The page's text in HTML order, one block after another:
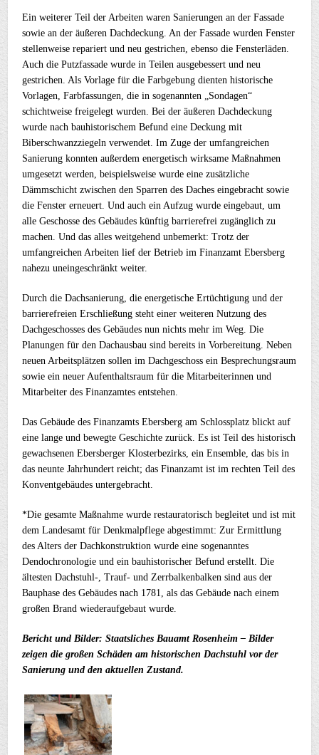
Ein weiterer Teil der Arbeiten waren Sanierungen an der Fassade
sowie an der äußeren Dachdeckung. An der Fassade wurden Fenster
stellenweise repariert und neu gestrichen, ebenso die Fensterläden.
Auch die Putzfassade wurde in Teilen ausgebessert und neu
gestrichen. Als Vorlage für die Farbgebung dienten historische
Vorlagen, Farbfassungen, die in sogenannten „Sondagen“
schichtweise freigelegt wurden. Bei der äußeren Dachdeckung
wurde nach bauhistorischem Befund eine Deckung mit
Biberschwanzziegeln verwendet. Im Zuge der umfangreichen
Sanierung konnten außerdem energetisch wirksame Maßnahmen
umgesetzt werden, beispielsweise wurde eine zusätzliche
Dämmschicht zwischen den Sparren des Daches eingebracht sowie
die Fenster erneuert. Und auch ein Aufzug wurde eingebaut, um
alle Geschosse des Gebäudes künftig barrierefrei zugänglich zu
machen. Und das alles weitgehend unbemerkt: Trotz der
umfangreichen Arbeiten lief der Betrieb im Finanzamt Ebersberg
nahezu uneingeschränkt weiter.
Durch die Dachsanierung, die energetische Ertüchtigung und der
barrierefreien Erschließung steht einer weiteren Nutzung des
Dachgeschosses des Gebäudes nun nichts mehr im Weg. Die
Planungen für den Dachausbau sind bereits in Vorbereitung. Neben
neuen Arbeitsplätzen sollen im Dachgeschoss ein Besprechungsraum
sowie ein neuer Aufenthaltsraum für die Mitarbeiterinnen und
Mitarbeiter des Finanzamtes entstehen.
Das Gebäude des Finanzamts Ebersberg am Schlossplatz blickt auf
eine lange und bewegte Geschichte zurück. Es ist Teil des historisch
gewachsenen Ebersberger Klosterbezirks, ein Ensemble, das bis in
das neunte Jahrhundert reicht; das Finanzamt ist im rechten Teil des
Konventgebäudes untergebracht.
*Die gesamte Maßnahme wurde restauratorisch begleitet und ist mit
dem Landesamt für Denkmalpflege abgestimmt: Zur Ermittlung
des Alters der Dachkonstruktion wurde eine sogenanntes
Dendochronologie und ein bauhistorischer Befund erstellt. Die
ältesten Dachstuhl-, Trauf- und Zerrbalkenbalken sind aus der
Bauphase des Gebäudes nach 1781, als das Gebäude nach einem
großen Brand wiederaufgebaut wurde.
Bericht und Bilder: Staatsliches Bauamt Rosenheim – Bilder
zeigen die großen Schäden am historischen Dachstuhl vor der
Sanierung und den aktuellen Zustand.